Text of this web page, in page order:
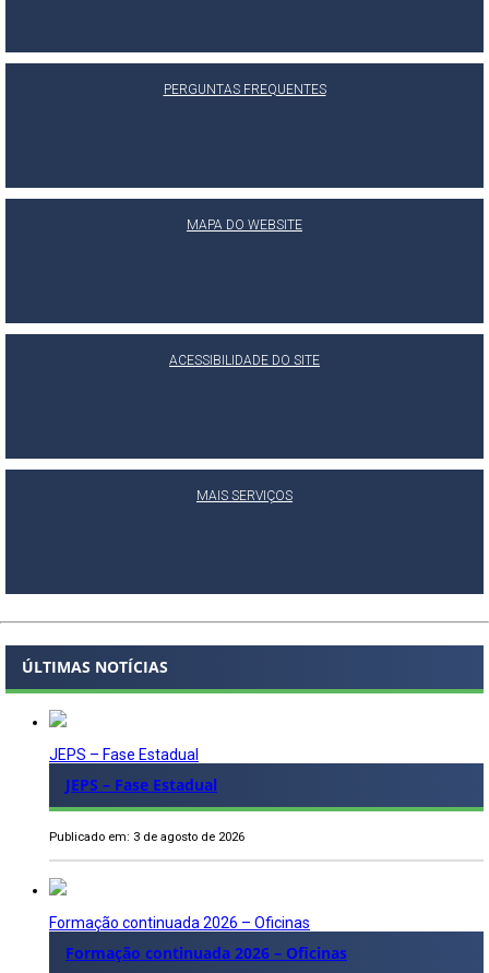
PERGUNTAS FREQUENTES
MAPA DO WEBSITE
ACESSIBILIDADE DO SITE
MAIS SERVIÇOS
ÚLTIMAS NOTÍCIAS
JEPS – Fase Estadual
JEPS – Fase Estadual
Publicado em: 3 de agosto de 2026
Formação continuada 2026 – Oficinas
Formação continuada 2026 – Oficinas